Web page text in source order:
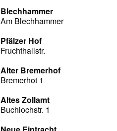
Blechhammer
Am Blechhammer
Pfälzer Hof
Fruchthallstr.
Alter Bremerhof
Bremerhot 1
Altes Zollamt
Buchlochstr. 1